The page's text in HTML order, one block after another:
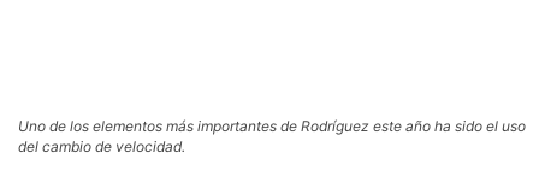
Uno de los elementos más importantes de Rodríguez este año ha sido el uso
del cambio de velocidad.